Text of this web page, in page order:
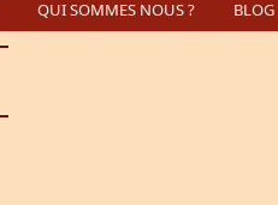
QUI SOMMES NOUS ? BLOG